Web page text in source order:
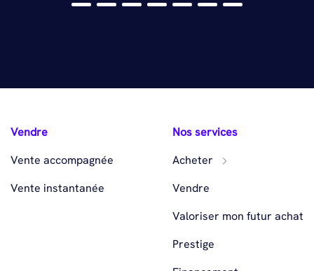
Vendre
Vente accompagnée
Vente instantanée
Nos services
Acheter
Vendre
Valoriser mon futur achat
Prestige